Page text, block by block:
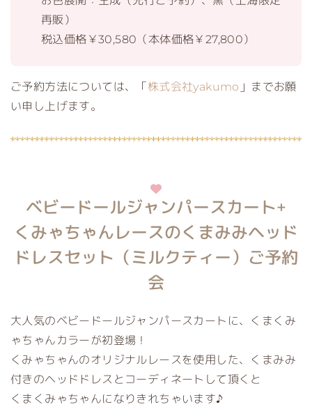
再販）
税込価格￥30,580（本体価格￥27,800）
ご予約方法については、「株式会社yakumo 」までお願
い申し上げます。
ベビードールジャンパースカート+
くみゃちゃんレースのくまみみヘッド
ドレスセット（ミルクティー）ご予約
会
大人気のベビードールジャンパースカートに、くまくみ
ゃちゃんカラーが初登場！
くみゃちゃんのオリジナルレースを使用した、くまみみ
付きのヘッドドレスとコーディネートして頂くと
くまくみゃちゃんになりきれちゃいます♪